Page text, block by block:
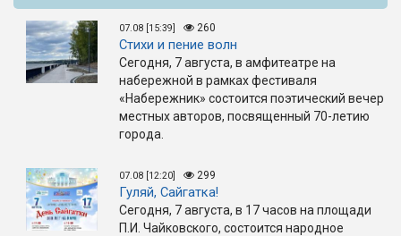
07.08 [15:39] 260
Стихи и пение волн
Сегодня, 7 августа, в амфитеатре на
набережной в рамках фестиваля
«Набережник» состоится поэтический вечер
местных авторов, посвященный 70-летию
города.
07.08 [12:20] 299
Гуляй, Сайгатка!
Сегодня, 7 августа, в 17 часов на площади
П.И. Чайковского, состоится народное